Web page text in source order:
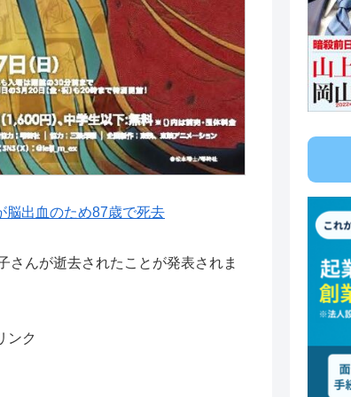
脳出血のため87歳で死去
さんが逝去されたことが発表されま
ンク